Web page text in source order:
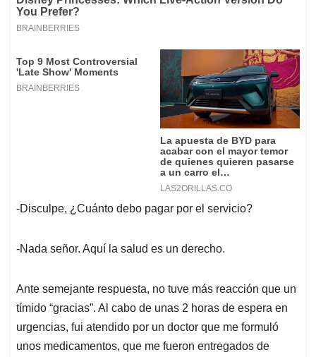
-Disculpe, ¿Cuánto debo pagar por el servicio?
-Nada señor. Aquí la salud es un derecho.
Ante semejante respuesta, no tuve más reacción que un
tímido “gracias”. Al cabo de unas 2 horas de espera en
urgencias, fui atendido por un doctor que me formuló
unos medicamentos, que me fueron entregados de